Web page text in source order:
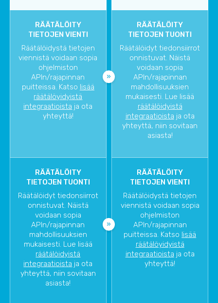
RÄÄTÄLÖITY
TIETOJEN VIENTI
Räätälöidystä tietojen
viennistä voidaan sopia
ohjelmiston
APIn/rajapinnan
puitteissa. Katso lisää
räätälöyidyistä
integraatioista ja ota
yhteyttä!
RÄÄTÄLÖITY
TIETOJEN TUONTI
Räätälöidyt tiedonsiirrot
onnistuvat. Näistä
voidaan sopia
APIn/rajapinnan
mahdollisuuksien
mukaisesti. Lue lisää
räätälöidyistä
integraatioista ja ota
yhteyttä, niin sovitaan
asiasta!
RÄÄTÄLÖITY
TIETOJEN TUONTI
Räätälöidyt tiedonsiirrot
onnistuvat. Näistä
voidaan sopia
APIn/rajapinnan
mahdollisuuksien
mukaisesti. Lue lisää
räätälöidyistä
integraatioista ja ota
yhteyttä, niin sovitaan
asiasta!
RÄÄTÄLÖITY
TIETOJEN VIENTI
Räätälöidystä tietojen
viennistä voidaan sopia
ohjelmiston
APIn/rajapinnan
puitteissa. Katso lisää
räätälöyidyistä
integraatioista ja ota
yhteyttä!